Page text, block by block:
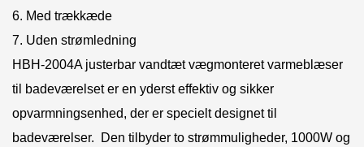
6. Med trækkæde
7. Uden strømledning
HBH-2004A justerbar vandtæt vægmonteret varmeblæser
til badeværelset er en yderst effektiv og sikker
opvarmningsenhed, der er specielt designet til
badeværelser. Den tilbyder to strømmuligheder, 1000W og